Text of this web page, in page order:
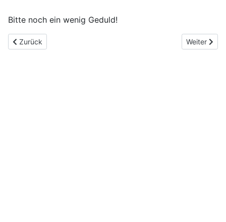
Bitte noch ein wenig Geduld!
Vorheriger Beitrag: Impressum
Zurück Nächster
Weiter